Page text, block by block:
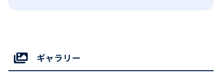
ギャラリー